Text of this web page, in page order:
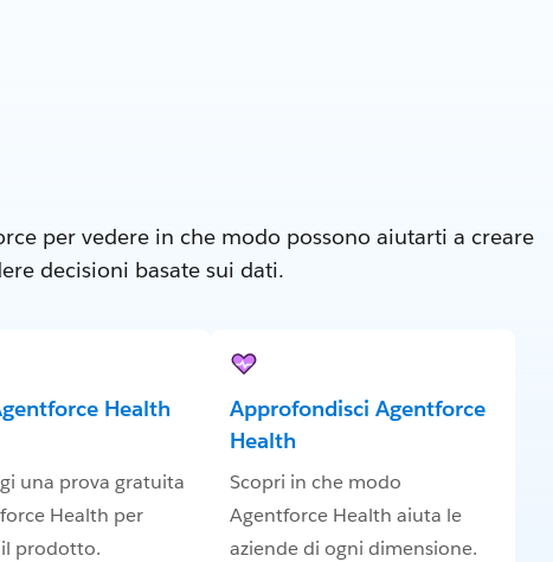
per vedere in che modo possono aiutarti a creare
decisioni basate sui dati.
Health
una prova gratuita
Health per
prodotto.
Approfondisci Agentforce
Health
Scopri in che modo
Agentforce Health aiuta le
aziende di ogni dimensione.